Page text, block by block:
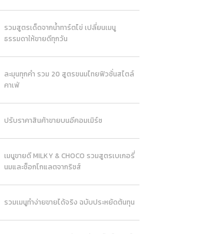
รวมสูตรเด็ดจากน้ำทาร์ตไข่ เปลี่ยนเมนู
ธรรมดาให้ขายดีทุกวัน
ละมุนทุกคำ รวม 20 สูตรขนมไทยฟิวชั่นสไตล์
คาเฟ่
ปรับราคาสินค้าขายบนอีคอมเมิร์ซ
เมนูขายดี MILKY & CHOCO รวมสูตรเบเกอรี่
นมและช็อกโกแลตจากริชส์
รวมเมนูทำง่ายขายได้จริง ฉบับประหยัดต้นทุน